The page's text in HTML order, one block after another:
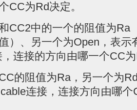
CC为Rd决定。
CC2中的一个的阻值为Ra
）、另一个为Open，表示
连接的方向由哪一个CC
的阻值为Ra，另一个为
连接，连接方向由哪